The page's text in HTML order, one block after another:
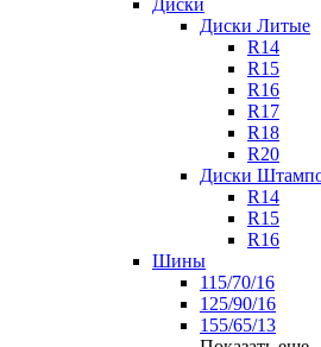
Диски
Диски Литые
R14
R15
R16
R17
R18
R20
Диски
R14
R15
R16
Шины
115/70/16
125/90/16
155/65/13